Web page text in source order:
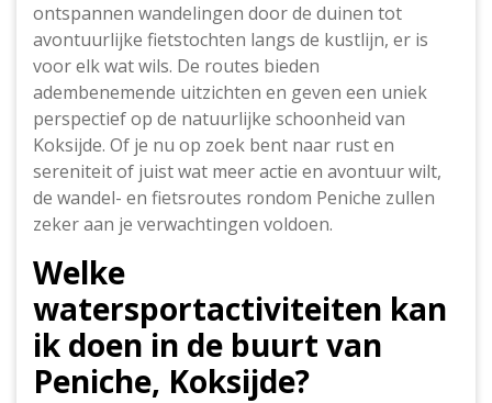
ontspannen wandelingen door de duinen tot
avontuurlijke fietstochten langs de kustlijn, er is
voor elk wat wils. De routes bieden
adembenemende uitzichten en geven een uniek
perspectief op de natuurlijke schoonheid van
Koksijde. Of je nu op zoek bent naar rust en
sereniteit of juist wat meer actie en avontuur wilt,
de wandel- en fietsroutes rondom Peniche zullen
zeker aan je verwachtingen voldoen.
Welke
watersportactiviteiten kan
ik doen in de buurt van
Peniche, Koksijde?